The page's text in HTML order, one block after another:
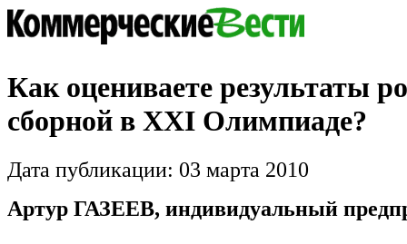
Как оцениваете результаты
сборной в XXI Олимпиаде?
Дата публикации: 03 марта 2010
Артур ГАЗЕЕВ, индивидуальный